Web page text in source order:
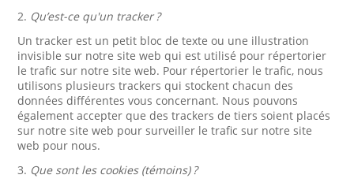
2. Qu’est-ce qu'un tracker ?
Un tracker est un petit bloc de texte ou une illustration
invisible sur notre site web qui est utilisé pour répertorier
le trafic sur notre site web. Pour répertorier le trafic, nous
utilisons plusieurs trackers qui stockent chacun des
données différentes vous concernant. Nous pouvons
également accepter que des trackers de tiers soient placés
sur notre site web pour surveiller le trafic sur notre site
web pour nous.
3. Que sont les cookies (témoins) ?